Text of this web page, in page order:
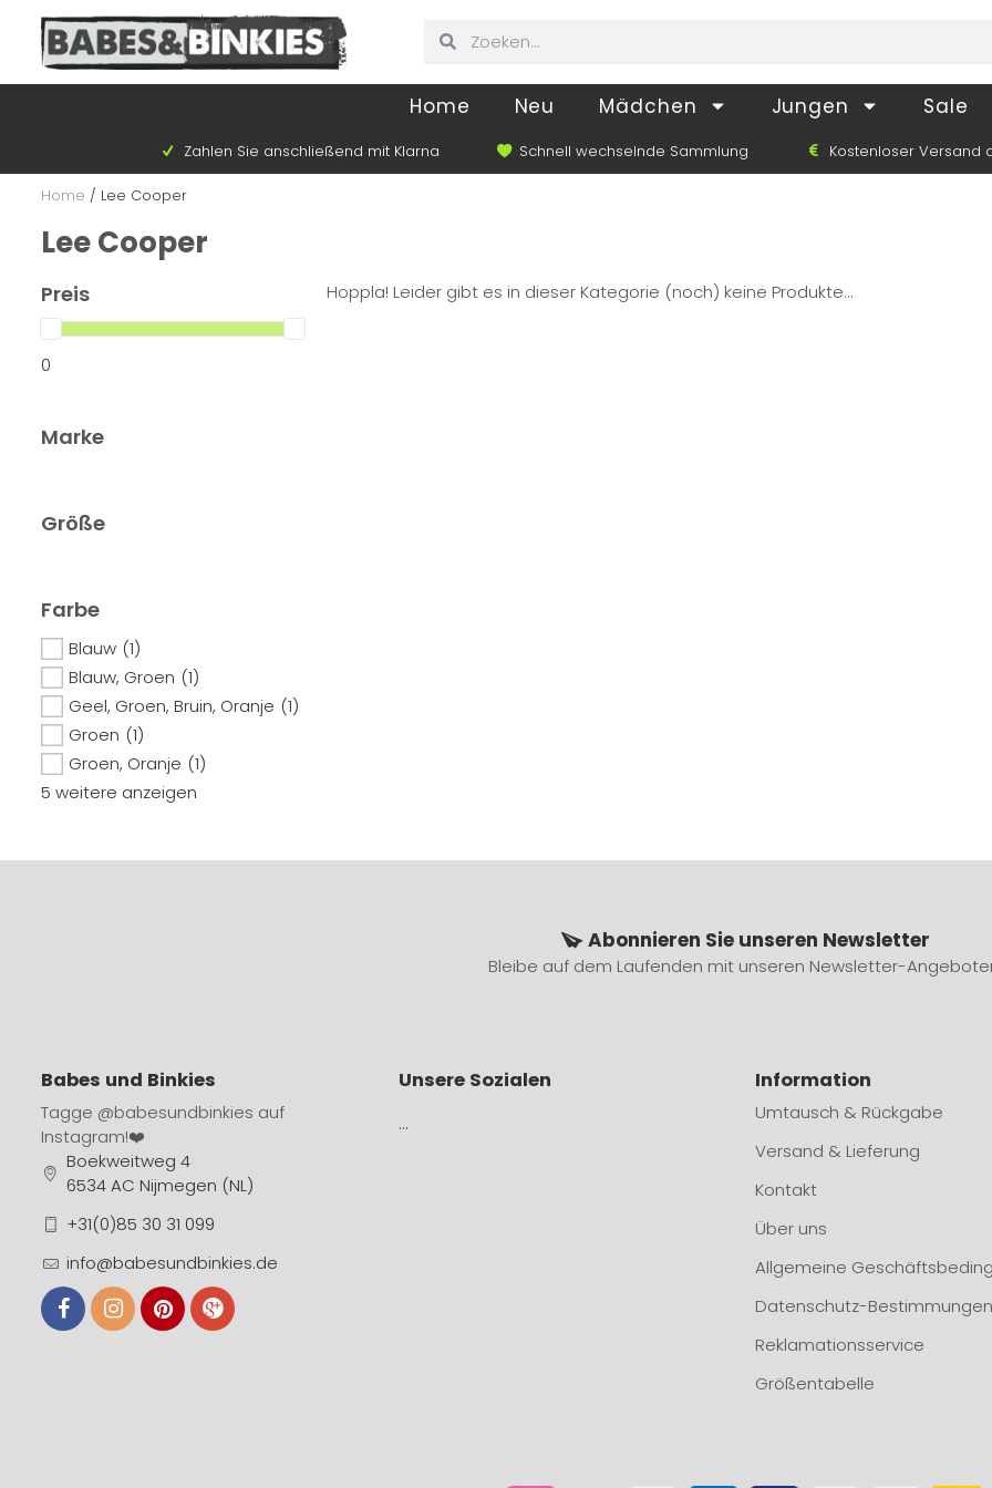
Home Neu Mädchen Jungen Sale
Zahlen Sie anschließend mit Klarna Schnell wechselnde Sammlung Kostenloser Versand
Home / Lee Cooper
Lee Cooper
Preis
0
Marke
Größe
Farbe
Blauw (1)
Blauw, Groen (1)
Geel, Groen, Bruin, Oranje (1)
Groen (1)
Groen, Oranje (1)
5 weitere anzeigen
Hoppla! Leider gibt es in dieser Kategorie (noch) keine Produkte...
Abonnieren Sie unseren Newsletter
Bleibe auf dem Laufenden mit unseren Newsletter-
Babes und Binkies
Tagge @babesundbinkies auf
Instagram!❤️
Boekweitweg 4
6534 AC Nijmegen (NL)
+31(0)85 30 31 099
info@babesundbinkies.de
Unsere Sozialen
…
Information
Umtausch & Rückgabe
Versand & Lieferung
Kontakt
Über uns
Allgemeine
Datenschutz-Bestimmungen
Reklamationsservice
Größentabelle